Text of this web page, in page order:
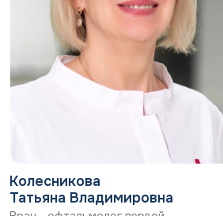
Вирусный конъюнктивит
Этот тип является
острым инфекционным
чаще всего вызывается
90% вирусных
сопровождать обычную
ветряную оспу. Выделения
водянистые или слизистые,
Нередко наблюдается
околоушных лимфоузлов. В
случаев это заболевание
Колесникова
Татьяна Владимировна